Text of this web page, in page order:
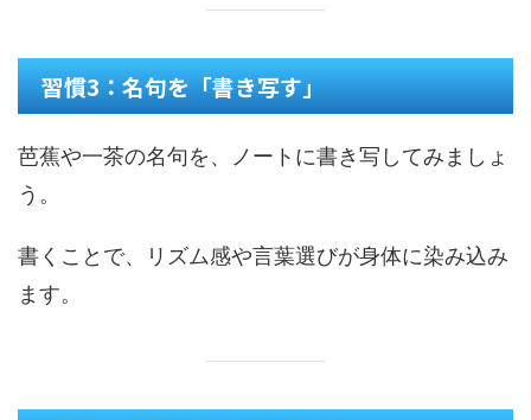
習慣3：名句を「書き写す」
芭蕉や一茶の名句を、ノートに書き写してみましょ
う。
書くことで、リズム感や言葉選びが身体に染み込み
ます。